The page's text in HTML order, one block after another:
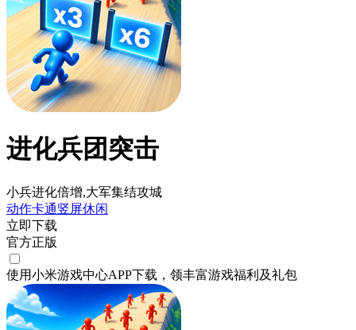
进化兵团突击
小兵进化倍增,大军集结攻城
动作卡通竖屏休闲
立即下载
官方正版
使用小米游戏中心APP下载 ，领丰富游戏福利 及礼包